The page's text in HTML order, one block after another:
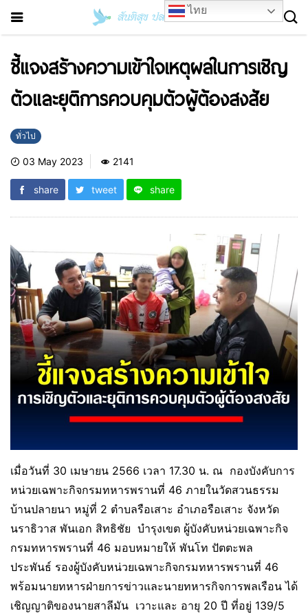
ชี้แจงสร้างความเข้าใจเหตุผลในการเชิญ
ตัวและยุติการควบคุมตัวผู้ต้องสงสัย
ทั่วไป
03 May 2023 2141
share tweet share
เมื่อวันที่ 30 เมษายน 2566 เวลา 17.30 น. ณ กองบังคับการ
หน่วยเฉพาะกิจกรมทหารพรานที่ 46 ภายในวัดสวนธรรม
บ้านปลายนา หมู่ที่ 2 ตำบลรือเสาะ อำเภอรือเสาะ จังหวัด
นราธิวาส พันเอก สิทธิชัย บำรุงเขต ผู้บังคับหน่วยเฉพาะกิจ
กรมทหารพรานที่ 46 มอบหมายให้ พันโท ปัตตะพล
ประพันธ์ รองผู้บังคับหน่วยเฉพาะกิจกรมทหารพรานที่ 46
พร้อมนายทหารฝ่ายการข่าวและนายทหารกิจการพลเรือน ได้
เชิญญาติของนายสาลีมัน เวาะและ อายุ 20 ปี ที่อยู่ 139/5
ไทย